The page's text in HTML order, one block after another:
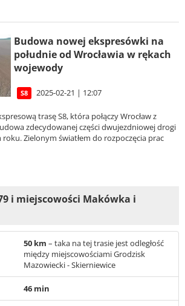
Budowa nowej ekspresówki na
południe od Wrocławia w rękach
wojewody
S8 2025-02-21 | 12:07
trasę S8, która połączy Wrocław z
zdecydowanej części dwujezdniowej drogi
Zielonym światłem do rozpoczęcia prac
i miejscowości Makówka i
50 km – taka na tej trasie jest odległość
między miejscowościami Grodzisk
Mazowiecki - Skierniewice
46 min